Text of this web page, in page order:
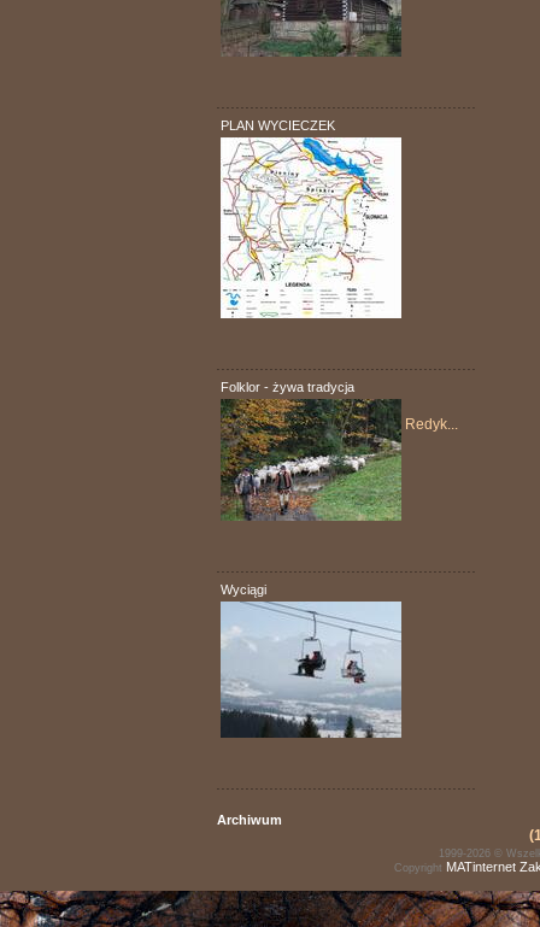
PLAN WYCIECZEK
Folklor - żywa tradycja
Redyk...
Wyciągi
Archiwum
1999-2026 ©
Copyright MATinternet